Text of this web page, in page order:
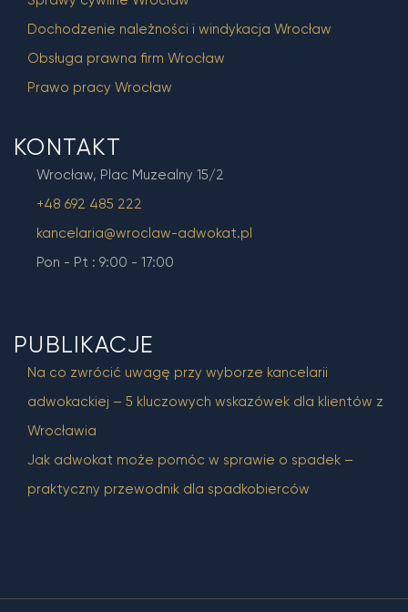
Dochodzenie należności i windykacja Wrocław
Obsługa prawna firm Wrocław
Prawo pracy Wrocław
KONTAKT
Wrocław, Plac Muzealny 15/2
+48 692 485 222
kancelaria@wroclaw-adwokat.pl
Pon - Pt : 9:00 - 17:00
PUBLIKACJE
Na co zwrócić uwagę przy wyborze kancelarii
adwokackiej – 5 kluczowych wskazówek dla klientów z
Wrocławia
Jak adwokat może pomóc w sprawie o spadek –
praktyczny przewodnik dla spadkobierców